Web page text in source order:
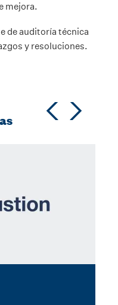
mejora.
de auditoría técnica
y resoluciones.